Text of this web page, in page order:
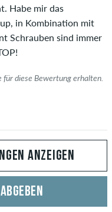
Habe mir das
in Kombination mit
Schrauben sind immer
diese Bewertung erhalten.
ANZEIGEN